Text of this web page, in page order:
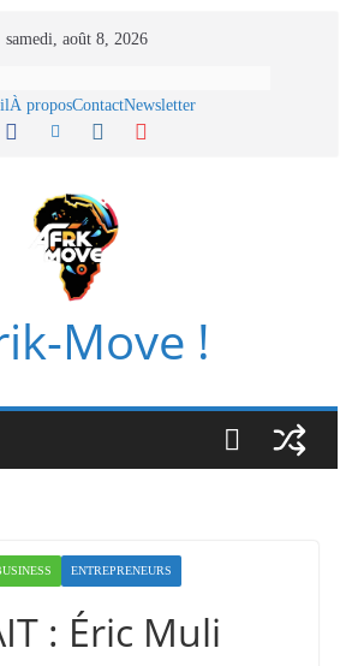
samedi, août 8, 2026
À proposContactNewsletter
Move !
ENTREPRENEURS
: Éric Muli